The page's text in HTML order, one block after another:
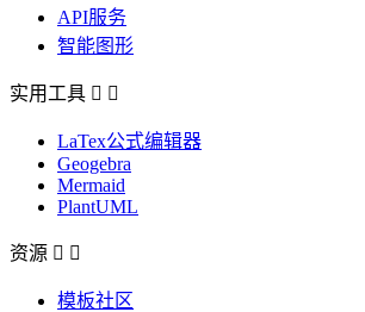
API服务
智能图形
实用工具  
LaTex公式编辑器
Geogebra
Mermaid
PlantUML
资源  
模板社区